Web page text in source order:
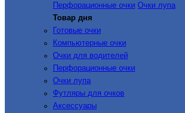
Перфорационные очки Очки лупа
Товар дня
Готовые очки
Компьютерные очки
Очки для водителей
Перфорационные очки
Очки лупа
Футляры для очков
Аксессуары